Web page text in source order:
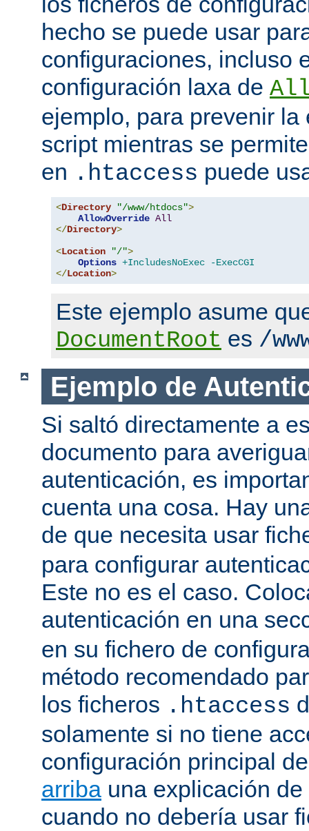
hecho se puede usar
configuraciones, incluso
configuración laxa de
ejemplo, para prevenir la
script mientras se
en .htaccess puede
<Directory "/www/htdocs">
AllowOverride All
</Directory>
<Location "/">
Options +IncludesNoExec
-ExecCGI
</Location>
Este ejemplo asume
DocumentRoot es /
Ejemplo de
Si saltó directamente a
documento para
autenticación, es
cuenta una cosa. Hay
de que necesita usar
para configurar
Este no es el caso.
autenticación en una
en su fichero de
método recomendado
los ficheros .htaccess
solamente si no tiene
configuración principal
arriba una explicación
cuando no debería usar